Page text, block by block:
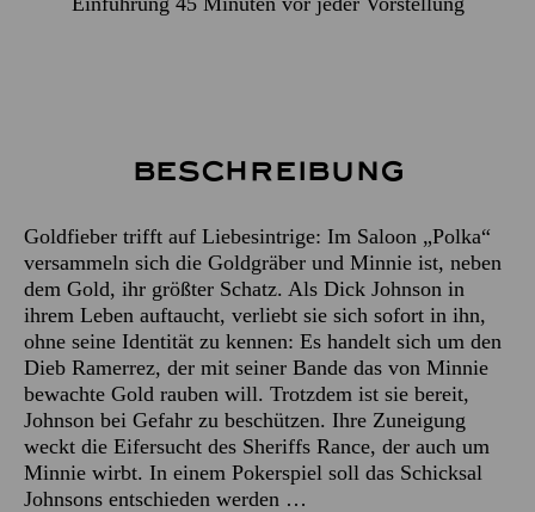
Beschreibung
Goldfieber trifft auf Liebesintrige: Im Saloon „Polka“
versammeln sich die Goldgräber und Minnie ist, neben
dem Gold, ihr größter Schatz. Als Dick Johnson in
ihrem Leben auftaucht, verliebt sie sich sofort in ihn,
ohne seine Identität zu kennen: Es handelt sich um den
Dieb Ramerrez, der mit seiner Bande das von Minnie
bewachte Gold rauben will. Trotzdem ist sie bereit,
Johnson bei Gefahr zu beschützen. Ihre Zuneigung
weckt die Eifersucht des Sheriffs Rance, der auch um
Minnie wirbt. In einem Pokerspiel soll das Schicksal
Johnsons entschieden werden …